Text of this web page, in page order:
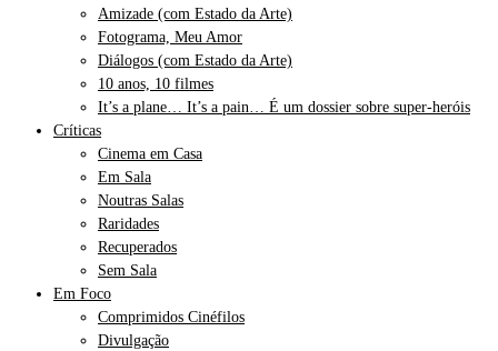
Amizade (com Estado da Arte)
Fotograma, Meu Amor
Diálogos (com Estado da Arte)
10 anos, 10 filmes
It’s a plane… It’s a pain… É um dossier sobre super-heróis
Críticas
Cinema em Casa
Em Sala
Noutras Salas
Raridades
Recuperados
Sem Sala
Em Foco
Comprimidos Cinéfilos
Divulgação